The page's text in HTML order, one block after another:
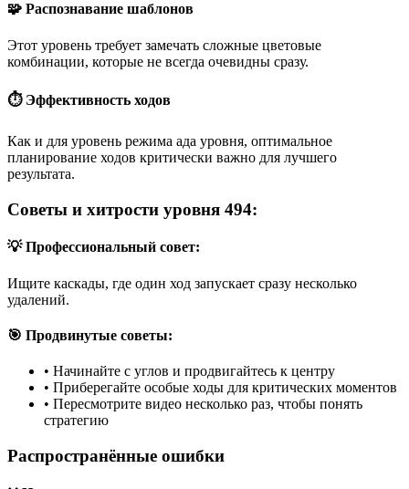
🧩 Распознавание шаблонов
Этот уровень требует замечать сложные цветовые
комбинации, которые не всегда очевидны сразу.
⏱️ Эффективность ходов
Как и для уровень режима ада уровня, оптимальное
планирование ходов критически важно для лучшего
результата.
Советы и хитрости уровня 494:
💡 Профессиональный совет:
Ищите каскады, где один ход запускает сразу несколько
удалений.
🎯 Продвинутые советы:
• Начинайте с углов и продвигайтесь к центру
• Приберегайте особые ходы для критических моментов
• Пересмотрите видео несколько раз, чтобы понять
стратегию
Распространённые ошибки